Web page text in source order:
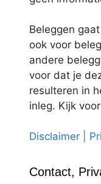
Beleggen
ook voor
andere
voor dat je
resulteren in
inleg. Kijk
Disclaimer |
Contact,